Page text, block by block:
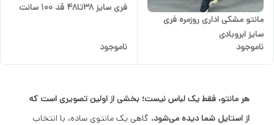
مانتو مشکی اداری روزمره فری
سایز ابروبادی
ناموجود
فری سایز 38تا48 قد 100 سانت
ناموجود
هر مانتو، فقط یک لباس نیست؛ بخشی از اولین تصویری است که
از استایل شما دیده می‌شود. گاهی یک مانتوی ساده، با انتخاب